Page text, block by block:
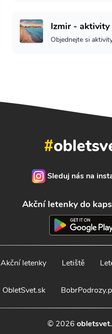
Izmir - aktivity
Objednejte si
#
Sleduj nás na
Akční letenky do
Akční letenky Letiště
ObletSvet.sk
© 2026